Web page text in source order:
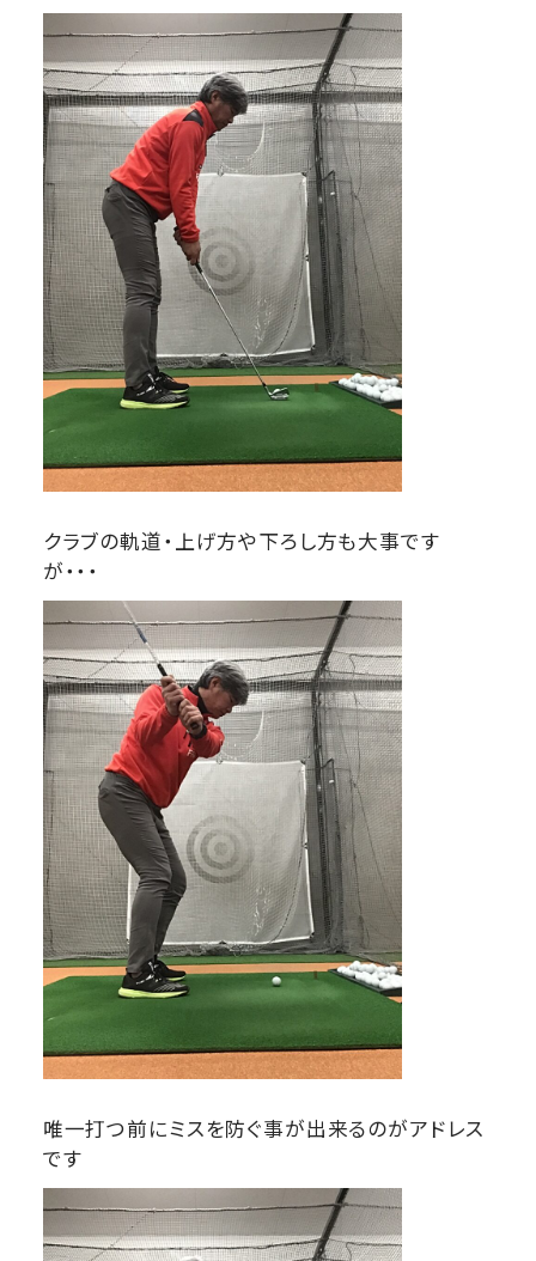
クラブの軌道・上げ方や下ろし方も大事です
が・・・
唯一打つ前にミスを防ぐ事が出来るのがアドレス
です